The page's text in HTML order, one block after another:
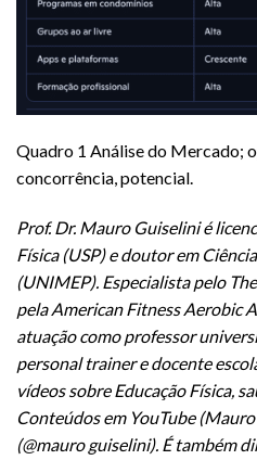
Quadro 1 Análise do Mercado;
concorrência, potencial.
Prof. Dr. Mauro Guiselini é
Física (USP) e doutor em
(UNIMEP). Especialista pelo
pela American Fitness Aerobic
atuação como professor
personal trainer e docente
vídeos sobre Educação Física,
Conteúdos em YouTube
(@mauro guiselini). É também